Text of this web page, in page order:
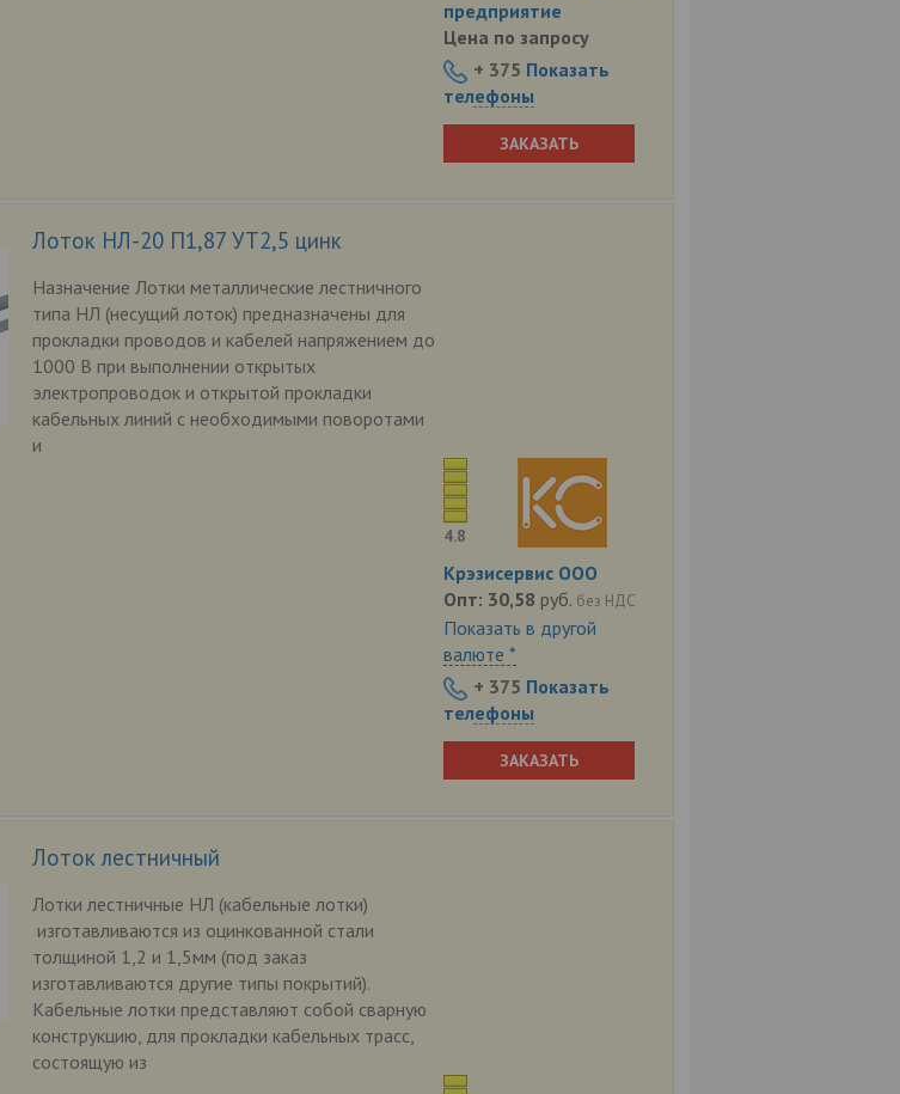
предприятие
Цена по запросу
+ 375 Показать
телефоны
ЗАКАЗАТЬ
Лоток НЛ-20 П1,87 УТ2,5 цинк
Назначение Лотки металлические лестничного
типа НЛ (несущий лоток) предназначены для
прокладки проводов и кабелей напряжением до
1000 В при выполнении открытых
электропроводок и открытой прокладки
кабельных линий с необходимыми поворотами
и
4.8
Крэзисервис ООО
Опт: 30,58 руб. без НДС
Показать в другой
валюте *
+ 375 Показать
телефоны
ЗАКАЗАТЬ
Лоток лестничный
Лотки лестничные НЛ (кабельные лотки)
изготавливаются из оцинкованной стали
толщиной 1,2 и 1,5мм (под заказ
изготавливаются другие типы покрытий).
Кабельные лотки представляют собой сварную
конструкцию, для прокладки кабельных трасс,
состоящую из